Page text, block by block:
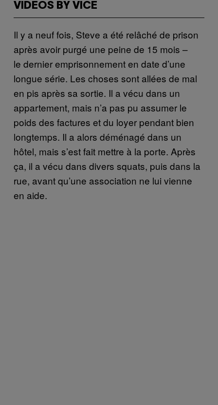
VIDEOS BY VICE
Il y a neuf fois, Steve a été relâché de prison
après avoir purgé une peine de 15 mois –
le dernier emprisonnement en date d’une
longue série. Les choses sont allées de mal
en pis après sa sortie. Il a vécu dans un
appartement, mais n’a pas pu assumer le
poids des factures et du loyer pendant bien
longtemps. Il a alors déménagé dans un
hôtel, mais s’est fait mettre à la porte. Après
ça, il a vécu dans divers squats, puis dans la
rue, avant qu’une association ne lui vienne
en aide.